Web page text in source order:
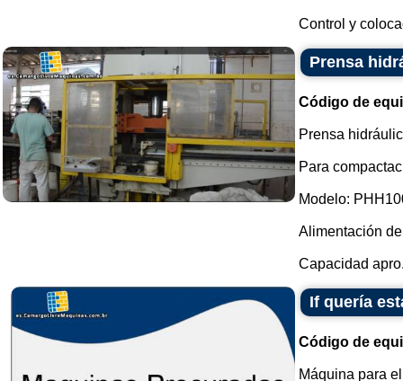
Control y
Prensa
Código de
Prensa
Para
Modelo:
Alimentación
Capacidad
If quería
Código de
Máquina para